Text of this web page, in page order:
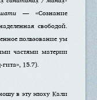
— «Сознание
свободой.
пользование ум
частями материи
15.7).
в эту эпоху Кали